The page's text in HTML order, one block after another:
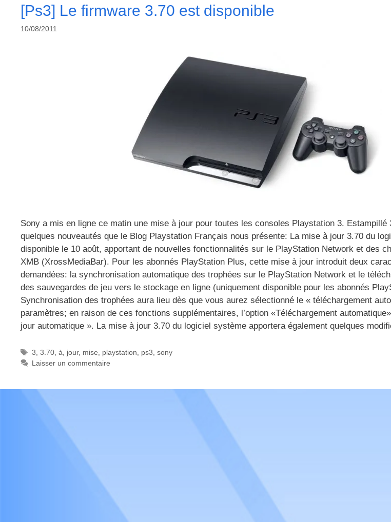
[Ps3] Le firmware 3.70 est disponible
10/08/2011
Sony a mis en ligne ce matin une mise à jour pour toutes les consoles Playstation 3. Estampillé
quelques nouveautés que le Blog Playstation Français nous présente: La mise à jour 3.70 du
disponible le 10 août, apportant de nouvelles fonctionnalités sur le PlayStation Network et des
XMB (XrossMediaBar). Pour les abonnés PlayStation Plus, cette mise à jour introduit deux
demandées: la synchronisation automatique des trophées sur le PlayStation Network et le
des sauvegardes de jeu vers le stockage en ligne (uniquement disponible pour les abonnés
Synchronisation des trophées aura lieu dès que vous aurez sélectionné le « téléchargement
paramètres; en raison de ces fonctions supplémentaires, l’option «Téléchargement
jour automatique ». La mise à jour 3.70 du logiciel système apportera également quelques
Étiquettes
3, 3.70, à, jour, mise, playstation, ps3, sony
Laisser un commentaire